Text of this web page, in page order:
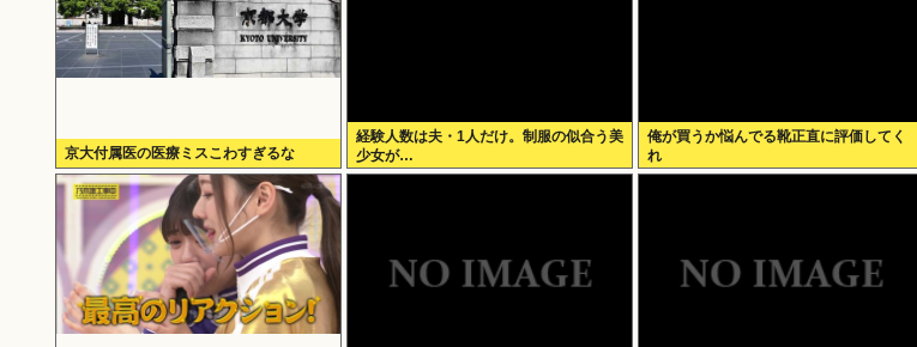
京大付属医の医療ミスこわすぎるな
経験人数は夫・1人だけ。制服の似合う美
少女が…
俺が買うか悩んでる靴正直に評価してく
れ